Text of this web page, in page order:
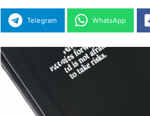
Telegram WhatsApp